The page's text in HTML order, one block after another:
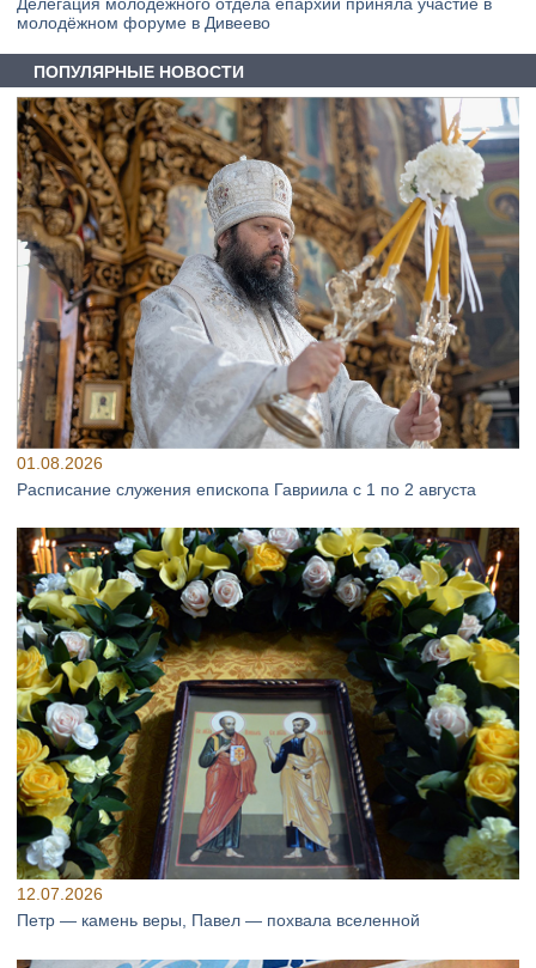
Делегация молодёжного отдела епархии приняла участие в
молодёжном форуме в Дивеево
ПОПУЛЯРНЫЕ НОВОСТИ
01.08.2026
Расписание служения епископа Гавриила с 1 по 2 августа
12.07.2026
Петр — камень веры, Павел — похвала вселенной